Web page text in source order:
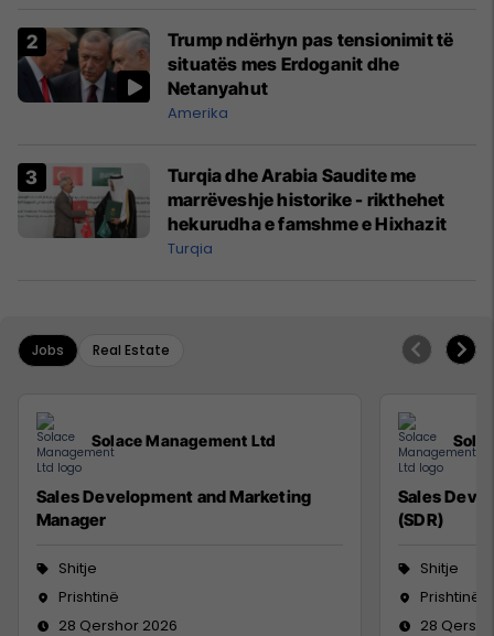
Trump ndërhyn pas tensionimit të
situatës mes Erdoganit dhe
Netanyahut
Amerika
Turqia dhe Arabia Saudite me
marrëveshje historike - rikthehet
hekurudha e famshme e Hixhazit
Turqia
Jobs Real Estate
Solace Management Ltd
Sales Development and Marketing
Manager
Shitje
Prishtinë
28 Qershor 2026
Sales
(SDR)
Shitje
Prishtinë
28